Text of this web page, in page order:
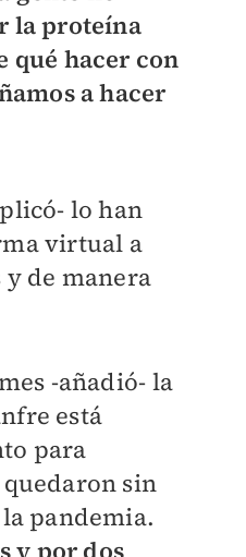
la proteína
qué hacer con
a hacer
lo han
virtual a
de manera
-añadió- la
está
para
quedaron sin
pandemia.